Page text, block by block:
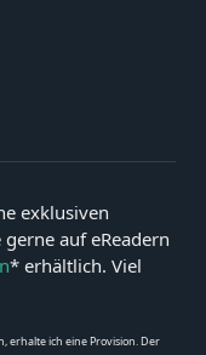
exklusiven
auf eReadern
* erhältlich. Viel
erhalte ich eine Provision. Der